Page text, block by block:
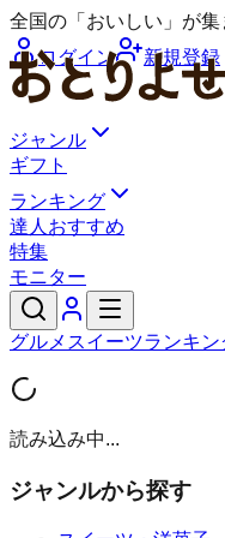
全国の「おいしい」が
ログイン
新規登録
ジャンル
ギフト
ランキング
達人おすすめ
特集
モニター
グルメ スイーツランキン
読み込み中...
ジャンルから探す